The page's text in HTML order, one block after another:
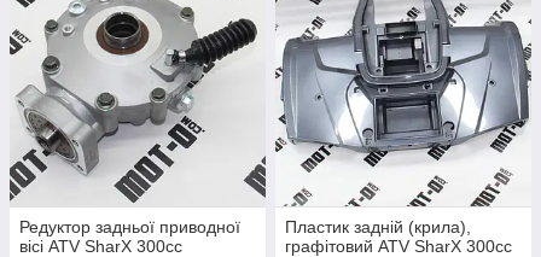
Редуктор задньої приводної
вісі ATV SharX 300сс
Пластик задній (крила),
графітовий ATV SharX 300сс